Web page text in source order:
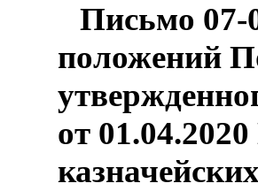
Письмо 07-
положений
от